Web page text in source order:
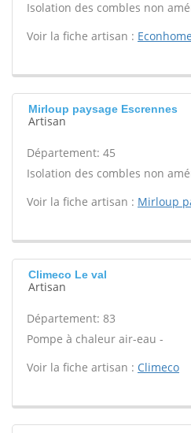
Isolation des combles non
Voir la fiche artisan :
Mirloup paysage Escrennes
Artisan
Département: 45
Isolation des combles non
Voir la fiche artisan : Mirloup
Climeco Le val
Artisan
Département: 83
Pompe à chaleur air-eau -
Voir la fiche artisan : Climeco